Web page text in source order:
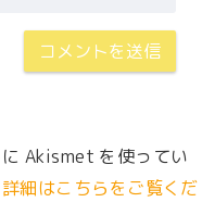
Akismet を使ってい
細はこちらをご覧くだ